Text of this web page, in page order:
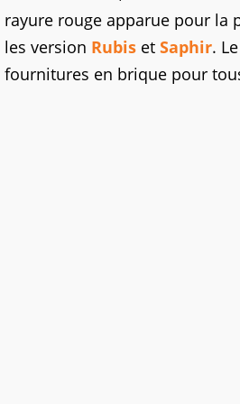
rayure rouge apparue pour la
les version Rubis et Saphir.
fournitures en brique pour